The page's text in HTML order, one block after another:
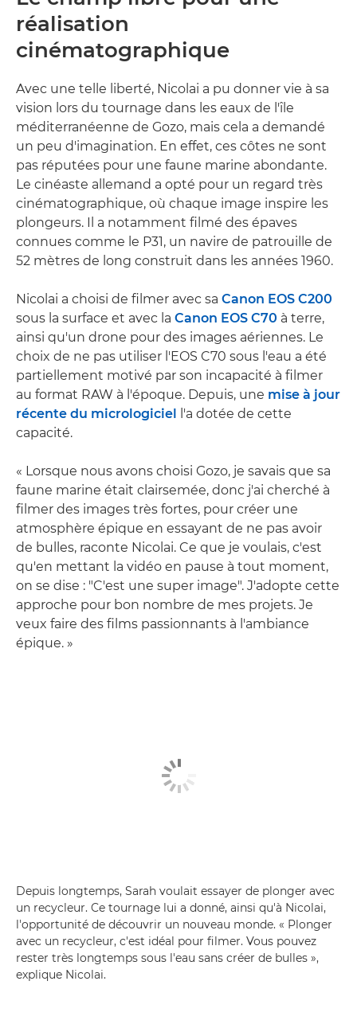
réalisation
cinématographique
Avec une telle liberté, Nicolai a pu donner vie à sa
vision lors du tournage dans les eaux de l'île
méditerranéenne de Gozo, mais cela a demandé
un peu d'imagination. En effet, ces côtes ne sont
pas réputées pour une faune marine abondante.
Le cinéaste allemand a opté pour un regard très
cinématographique, où chaque image inspire les
plongeurs. Il a notamment filmé des épaves
connues comme le P31, un navire de patrouille de
52 mètres de long construit dans les années 1960.
Nicolai a choisi de filmer avec sa Canon EOS C200
sous la surface et avec la Canon EOS C70 à terre,
ainsi qu'un drone pour des images aériennes. Le
choix de ne pas utiliser l'EOS C70 sous l'eau a été
partiellement motivé par son incapacité à filmer
au format RAW à l'époque. Depuis, une mise à jour
récente du micrologiciel l'a dotée de cette
capacité.
« Lorsque nous avons choisi Gozo, je savais que sa
faune marine était clairsemée, donc j'ai cherché à
filmer des images très fortes, pour créer une
atmosphère épique en essayant de ne pas avoir
de bulles, raconte Nicolai. Ce que je voulais, c'est
qu'en mettant la vidéo en pause à tout moment,
on se dise : "C'est une super image". J'adopte cette
approche pour bon nombre de mes projets. Je
veux faire des films passionnants à l'ambiance
épique. »
Depuis longtemps, Sarah voulait essayer de plonger avec
un recycleur. Ce tournage lui a donné, ainsi qu'à Nicolai,
l'opportunité de découvrir un nouveau monde. « Plonger
avec un recycleur, c'est idéal pour filmer. Vous pouvez
rester très longtemps sous l'eau sans créer de bulles »,
explique Nicolai.